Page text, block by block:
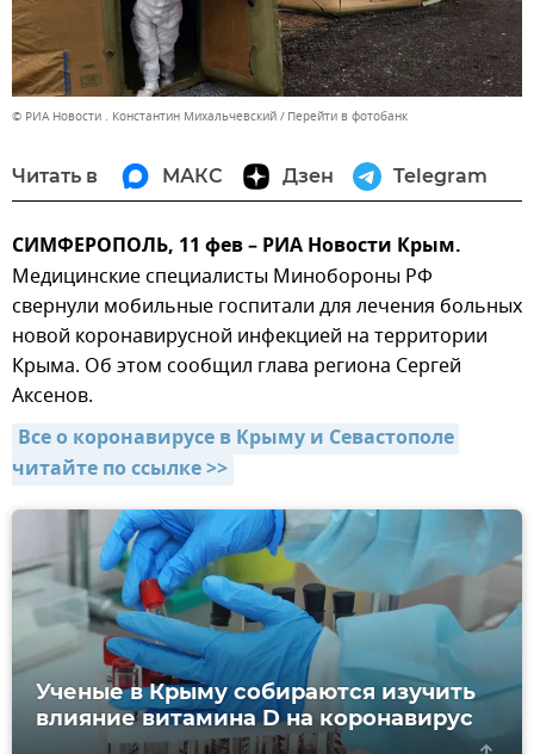
© РИА Новости . Константин Михальчевский Перейти в фотобанк
Читать в МАКС Дзен Telegram
СИМФЕРОПОЛЬ, 11 фев – РИА Новости Крым.
Медицинские специалисты Минобороны РФ
свернули мобильные госпитали для лечения больных
новой коронавирусной инфекцией на территории
Крыма. Об этом сообщил глава региона Сергей
Аксенов.
Все о коронавирусе в Крыму и Севастополе
читайте по ссылке >>
Ученые в Крыму собираются изучить
влияние витамина D на коронавирус